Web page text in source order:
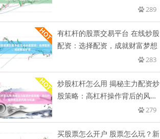
289
有杠杆的股票交易平台 在线炒股
配资：选择配资，成就财富梦想
283
炒股杠杆怎么用 揭秘主力配资炒
股策略：高杠杆操作背后的风险
279
买股票怎么开户 股票怎么玩？新